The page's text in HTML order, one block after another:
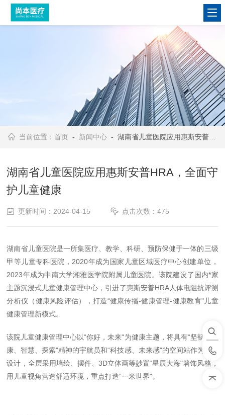
当前位置：首页 - 新闻中心 - 湖南省儿童医院应用惠斯安普HRA，全面守护儿童健康
湖南省儿童医院应用惠斯安普HRA，全面守
护儿童健康
更新时间：2024-04-15 点击次数：475
湖南省儿童医院是一所集医疗、教学、科研、预防保健于一体的三级
甲等儿童专科医院，2020年成为国家儿童区域医疗中心创建单位，
2023年成为中南大学湘雅医学院附属儿童医院。该院建设了国内*家
主题沉浸式儿童健康管理中心，引进了惠斯安普HRA人体电阻抗评测
分析仪（健康风险评估），打造“健康传播-健康管理-健康教育"儿童
健康管理新模式。
该院儿童健康管理中心以“你好，未来"为健康主题，将具有“坚韧、健
康、智慧、探索"精神的宇航员和“科技感、未来感"的空间站作为概念
设计，全层采用墙绘、摆件、3D立体画等妙置“星辰大海"墙饰风格，
用儿童视角营造舒适环境，重点打造“一米世界"。